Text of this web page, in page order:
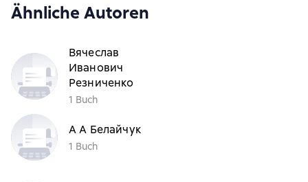
Ähnliche Autoren
Вячеслав
Иванович
Резниченко
1 Buch
А А Белайчук
1 Buch